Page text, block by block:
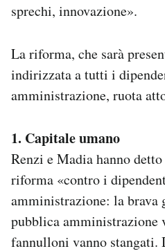
sprechi, innovazione».
La riforma, che sarà
indirizzata a tutti i
amministrazione, ruota
1. Capitale umano
Renzi e Madia hanno
riforma «contro i
amministrazione: la brava
pubblica amministrazione
fannulloni vanno